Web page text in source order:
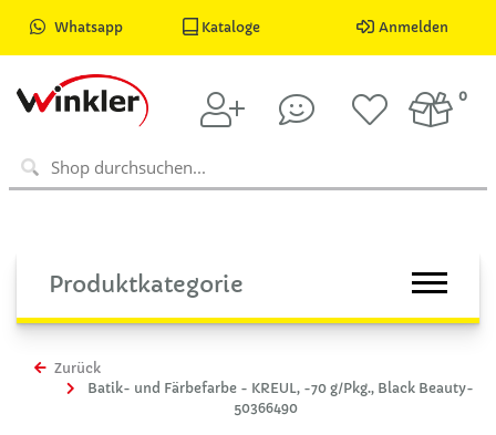
Whatsapp Kataloge Anmelden
0
Produktkategorie
Zurück
Batik- und Färbefarbe - KREUL, -70 g/Pkg., Black Beauty-
50366490